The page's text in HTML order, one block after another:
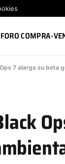
FORO COMPRA-
7 alarga su beta